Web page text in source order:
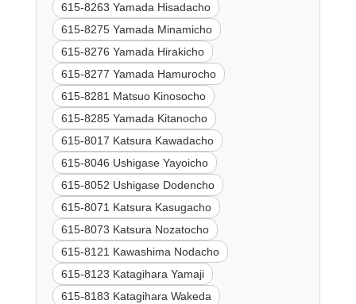
615-8263 Yamada Hisadacho
615-8275 Yamada Minamicho
615-8276 Yamada Hirakicho
615-8277 Yamada Hamurocho
615-8281 Matsuo Kinosocho
615-8285 Yamada Kitanocho
615-8017 Katsura Kawadacho
615-8046 Ushigase Yayoicho
615-8052 Ushigase Dodencho
615-8071 Katsura Kasugacho
615-8073 Katsura Nozatocho
615-8121 Kawashima Nodacho
615-8123 Katagihara Yamaji
615-8183 Katagihara Wakeda